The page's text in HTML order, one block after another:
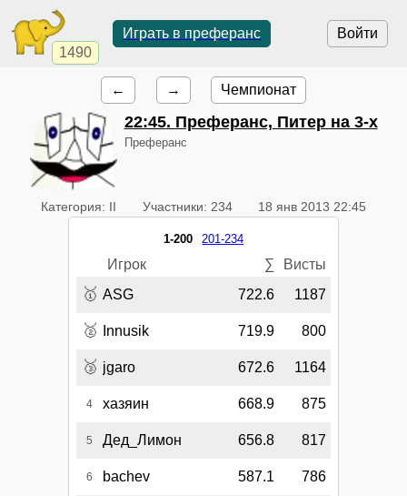
1490
Войти
Играть в преферанс
← → Чемпионат
22:45. Преферанс, Питер на 3-х
Преферанс
Категория: II Участники: 234 18 янв 2013 22:45
1-200 201-234
Игрок ∑ Висты
🥇 ASG 722.6 1187
🥈 Innusik 719.9 800
🥉 jgaro 672.6 1164
4 хазяин 668.9 875
5 Дед_Лимон 656.8 817
6 bachev 587.1 786